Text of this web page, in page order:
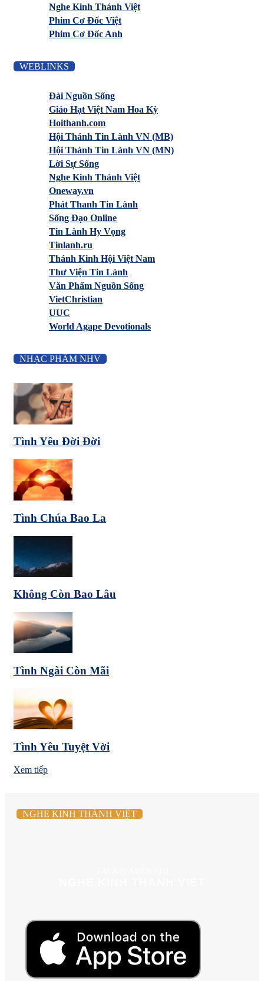
Nghe Kinh Thánh Việt
Phim Cơ Đốc Việt
Phim Cơ Đốc Anh
WEBLINKS
Đài Nguồn Sống
Giáo Hạt Việt Nam Hoa Kỳ
Hoithanh.com
Hội Thánh Tin Lành VN (MB)
Hội Thánh Tin Lành VN (MN)
Lời Sự Sống
Nghe Kinh Thánh Việt
Oneway.vn
Phát Thanh Tin Lành
Sống Đạo Online
Tin Lành Hy Vọng
Tinlanh.ru
Thánh Kinh Hội Việt Nam
Thư Viện Tin Lành
Văn Phẩm Nguồn Sống
VietChristian
UUC
World Agape Devotionals
NHẠC PHẨM NHV
Tình Yêu Đời Đời
Tình Chúa Bao La
Không Còn Bao Lâu
Tình Ngài Còn Mãi
Tình Yêu Tuyệt Vời
Xem tiếp
NGHE KINH THÁNH VIỆT